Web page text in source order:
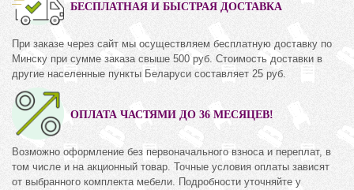
БЕСПЛАТНАЯ И БЫСТРАЯ ДОСТАВКА
При заказе через сайт мы осуществляем бесплатную доставку по
Минску при сумме заказа свыше 500 руб. Стоимость доставки в
другие населенные пункты Беларуси составляет 25 руб.
ОПЛАТА ЧАСТЯМИ ДО 36 МЕСЯЦЕВ!
Возможно оформление без первоначального взноса и переплат, в
том числе и на акционный товар. Точные условия оплаты зависят
от выбранного комплекта мебели. Подробности уточняйте у